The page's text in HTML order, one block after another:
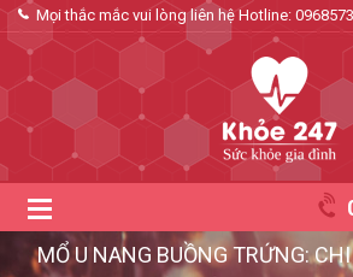
Mọi thắc mắc vui lòng liên hệ Hotline:
MỔ U NANG BUỒNG TRỨNG: